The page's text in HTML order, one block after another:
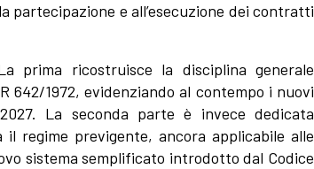
e all’esecuzione dei contratti
prima ricostruisce la disciplina generale
642/1972, evidenziando al contempo i nuovi
La seconda parte è invece dedicata
regime previgente, ancora applicabile alle
sistema semplificato introdotto dal Codice